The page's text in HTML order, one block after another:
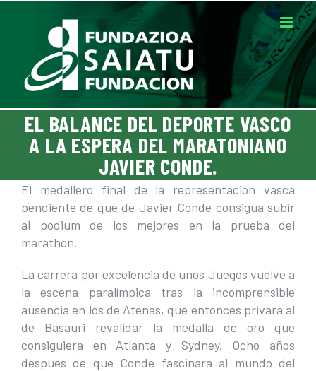
contenido
EL BALANCE DEL DEPORTE VASCO
A LA ESPERA DEL MARATONIANO
JAVIER CONDE.
El medallero final de la representacion vasca
pendiente de que de Javier Conde consigua subir
al podium de los mejores en la prueba del
marathon.
La carrera por excelencia de unos Juegos vuelve a
la escena paralímpica tras la incomprensible
ausencia en los de Atenas, que entonces privara al
de Basauri revalidar la medalla de oro que
consiguiera en Atlanta y Sydney. Ocho años
despues de que Conde fascinara al mundo del